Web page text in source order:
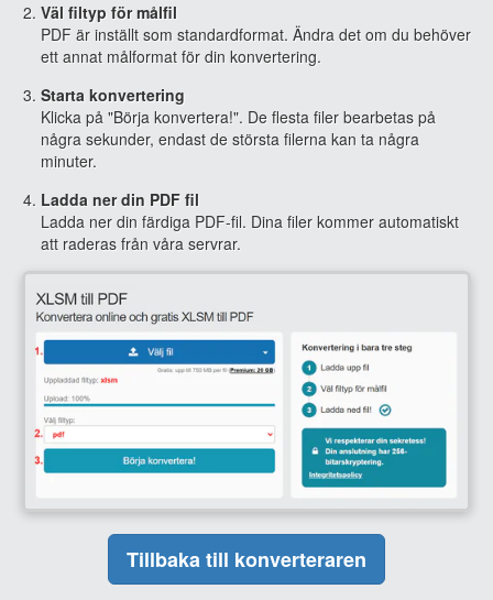
Väl filtyp för målfil
PDF är inställt som standardformat. Ändra det om du behöver
ett annat målformat för din konvertering.
Starta konvertering
Klicka på "Börja konvertera!". De flesta filer bearbetas på
några sekunder, endast de största filerna kan ta några
minuter.
Ladda ner din PDF fil
Ladda ner din färdiga PDF-fil. Dina filer kommer automatiskt
att raderas från våra servrar.
Tillbaka till konverteraren